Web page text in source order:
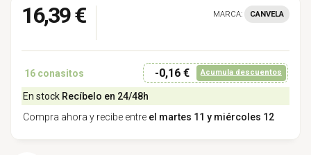
16,39 € MARCA: CANVELA
16 conasitos -0,16 € Acumula descuentos
En stock Recíbelo en 24/48h
Compra ahora y recibe entre el martes 11 y miércoles 12